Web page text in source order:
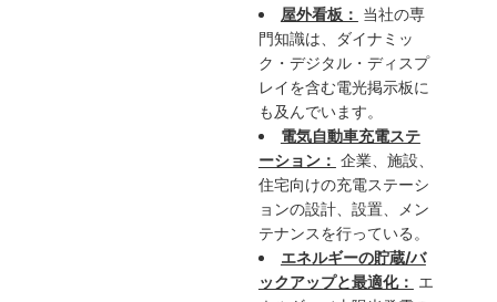
屋外看板： 当社の専
門知識は、ダイナミッ
ク・デジタル・ディスプ
レイを含む電光掲示板に
も及んでいます。
電気自動車充電ステ
ーション： 企業、施設、
住宅向けの充電ステーシ
ョンの設計、設置、メン
テナンスを行っている。
エネルギーの貯蔵/バ
ックアップと最適化： エ